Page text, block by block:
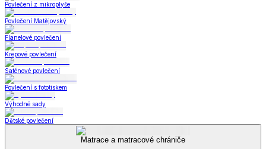
Povlečení z mikroplyše
Povlečení Matějovský
Flanelové povlečení
Krepové povlečení
Saténové povlečení
Povlečení s fototiskem
Výhodné sady
Dětské povlečení
Matrace a matracové chrániče